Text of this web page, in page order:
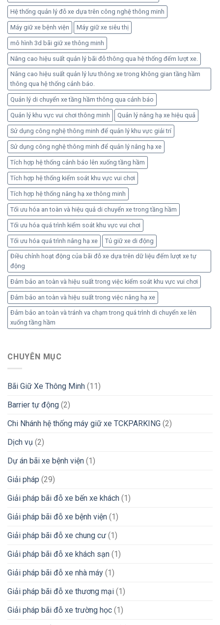
Hệ thống quản lý đỗ xe dựa trên công nghệ thông minh
Máy giữ xe bệnh viện Máy giữ xe siêu thị
mô hình 3d bãi giữ xe thông minh
Nâng cao hiệu suất quản lý bãi đỗ thông qua hệ thống đếm lượt xe.
Nâng cao hiệu suất quản lý lưu thông xe trong không gian tầng hầm
thông qua hệ thống cảnh báo.
Quản lý di chuyển xe tầng hầm thông qua cảnh báo
Quản lý khu vực vui chơi thông minh Quản lý nâng hạ xe hiệu quả
Sử dụng công nghệ thông minh để quản lý khu vực giải trí
Sử dụng công nghệ thông minh để quản lý nâng hạ xe
Tích hợp hệ thống cảnh báo lên xuống tầng hầm
Tích hợp hệ thống kiểm soát khu vực vui chơi
Tích hợp hệ thống nâng hạ xe thông minh
Tối ưu hóa an toàn và hiệu quả di chuyển xe trong tầng hầm
Tối ưu hóa quá trình kiểm soát khu vực vui chơi
Tối ưu hóa quá trình nâng hạ xe Tủ giữ xe di động
Điều chỉnh hoạt động của bãi đỗ xe dựa trên dữ liệu đếm lượt xe tự
động
Đảm bảo an toàn và hiệu suất trong việc kiểm soát khu vực vui chơi
Đảm bảo an toàn và hiệu suất trong việc nâng hạ xe
Đảm bảo an toàn và tránh va chạm trong quá trình di chuyển xe lên
xuống tầng hầm
CHUYÊN MỤC
Bãi Giữ Xe Thông Minh (11)
Barrier tự động (2)
Chi Nhánh hệ thống máy giữ xe TCKPARKING (2)
Dịch vụ (2)
Dự án bãi xe bệnh viện (1)
Giải pháp (29)
Giải pháp bãi đỗ xe bến xe khách (1)
Giải pháp bãi đỗ xe bệnh viện (1)
Giải pháp bãi đỗ xe chung cư (1)
Giải pháp bãi đỗ xe khách sạn (1)
Giải pháp bãi đỗ xe nhà máy (1)
Giải pháp bãi đỗ xe thương mại (1)
Giải pháp bãi đỗ xe trường học (1)